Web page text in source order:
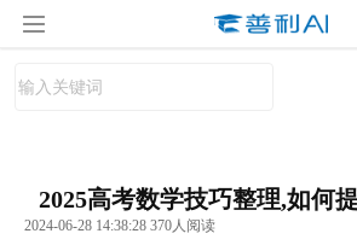
2025高考数学技巧整理,如何
2024-06-28 14:38:28 370人阅读